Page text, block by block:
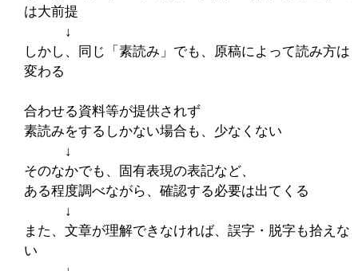
は大前提
↓
しかし、同じ「素読み」でも、原稿によって読み方は
変わる
合わせる資料等が提供されず
素読みをするしかない場合も、少なくない
↓
そのなかでも、固有表現の表記など、
ある程度調べながら、確認する必要は出てくる
↓
また、文章が理解できなければ、誤字・脱字も拾えな
い